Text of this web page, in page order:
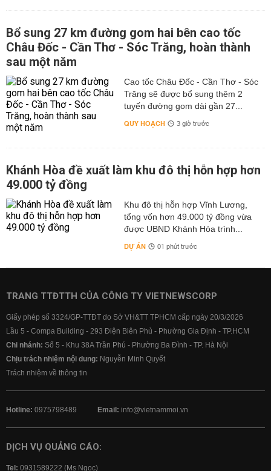
Bổ sung 27 km đường gom hai bên cao tốc
Châu Đốc - Cần Thơ - Sóc Trăng, hoàn thành
sau một năm
Cao tốc Châu Đốc - Cần Thơ - Sóc
Trăng sẽ được bổ sung thêm 2
tuyến đường gom dài gần 27...
QUY HOẠCH 3 giờ trước
Khánh Hòa đề xuất làm khu đô thị hỗn hợp hơn
49.000 tỷ đồng
Khu đô thị hỗn hợp Vĩnh Lương,
tổng vốn hơn 49.000 tỷ đồng vừa
được UBND Khánh Hòa trình...
DỰ ÁN 01 phút trước
TRANG TTĐTTH CỦA CÔNG TY VIETNEWSCORP
Giấy phép số 3324/GP-TTĐT do Sở VH&TT TPHCM cấp ngày 20/3/2026
Lầu 5 - Compa Building - 293 Điện Biên Phủ - Phường Gia Định - TP.HCM
Chi nhánh: Số 5 - Khu 38A Trần Phú - Phường Ba Đình - TP. Hà Nội
Chịu trách nhiệm nội dung: Nguyễn Minh Quyết
Trách nhiệm về thông tin
Hotline: 0975798489 Email: info@vietnammoi.vn
DỊCH VỤ QUẢNG CÁO:
Tel: 0931589222 (Ms Ngọc)